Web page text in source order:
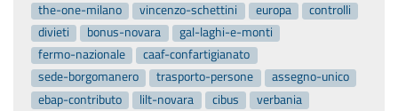
the-one-milano
vincenzo-schettini europa
controlli
divieti
bonus-novara
gal-laghi-e-monti
fermo-nazionale
caaf-confartigianato
sede-borgomanero
trasporto-persone
assegno-unico
ebap-contributo
lilt-novara cibus
verbania